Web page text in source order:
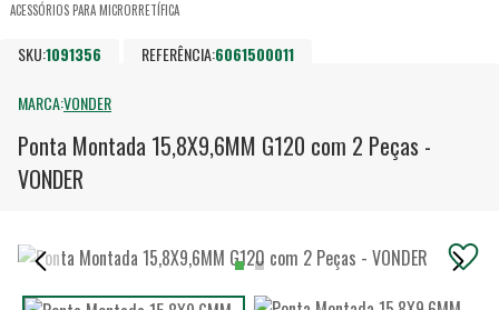
ACESSÓRIOS PARA MICRORRETÍFICA
SKU:1091356 REFERÊNCIA:6061500011
MARCA:VONDER
Ponta Montada 15,8X9,6MM G120 com 2 Peças -
VONDER